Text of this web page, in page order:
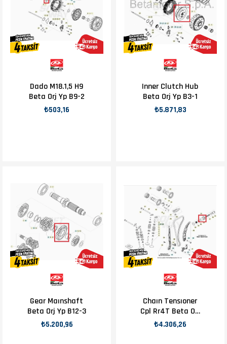
Dado M18.1,5 H9
Beta Orj Yp B9-2
₺503,16
Inner Clutch Hub
Beta Orj Yp B3-1
₺5.871,83
Gear Maınshaft
Beta Orj Yp B12-3
₺5.200,96
Chaın Tensıoner
Cpl Rr4T Beta Orj
Yp B10-2
₺4.306,26